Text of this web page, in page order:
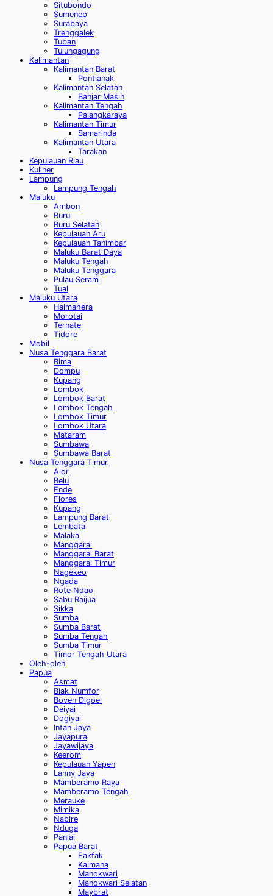
Situbondo
Sumenep
Surabaya
Trenggalek
Tuban
Tulungagung
Kalimantan
Kalimantan Barat
Pontianak
Kalimantan Selatan
Banjar Masin
Kalimantan Tengah
Palangkaraya
Kalimantan Timur
Samarinda
Kalimantan Utara
Tarakan
Kepulauan Riau
Kuliner
Lampung
Lampung Tengah
Maluku
Ambon
Buru
Buru Selatan
Kepulauan Aru
Kepulauan Tanimbar
Maluku Barat Daya
Maluku Tengah
Maluku Tenggara
Pulau Seram
Tual
Maluku Utara
Halmahera
Morotai
Ternate
Tidore
Mobil
Nusa Tenggara Barat
Bima
Dompu
Kupang
Lombok
Lombok Barat
Lombok Tengah
Lombok Timur
Lombok Utara
Mataram
Sumbawa
Sumbawa Barat
Nusa Tenggara Timur
Alor
Belu
Ende
Flores
Kupang
Lampung Barat
Lembata
Malaka
Manggarai
Manggarai Barat
Manggarai Timur
Nagekeo
Ngada
Rote Ndao
Sabu Raijua
Sikka
Sumba
Sumba Barat
Sumba Tengah
Sumba Timur
Timor Tengah Utara
Oleh-oleh
Papua
Asmat
Biak Numfor
Boven Digoel
Deiyai
Dogiyai
Intan Jaya
Jayapura
Jayawijaya
Keerom
Kepulauan Yapen
Lanny Jaya
Mamberamo Raya
Mamberamo Tengah
Merauke
Mimika
Nabire
Nduga
Paniai
Papua Barat
Fakfak
Kaimana
Manokwari
Manokwari Selatan
Maybrat